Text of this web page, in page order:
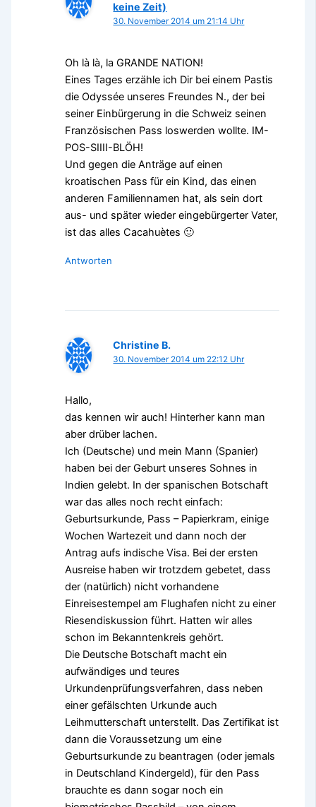
keine Zeit)
30. November 2014 um 21:14 Uhr
Oh là là, la GRANDE NATION!
Eines Tages erzähle ich Dir bei einem Pastis
die Odyssée unseres Freundes N., der bei
seiner Einbürgerung in die Schweiz seinen
Französischen Pass loswerden wollte. IM-
POS-SIIII-BLÖH!
Und gegen die Anträge auf einen
kroatischen Pass für ein Kind, das einen
anderen Familiennamen hat, als sein dort
aus- und später wieder eingebürgerter Vater,
ist das alles Cacahuètes 🙂
Antworten
Christine B.
30. November 2014 um 22:12 Uhr
Hallo,
das kennen wir auch! Hinterher kann man
aber drüber lachen.
Ich (Deutsche) und mein Mann (Spanier)
haben bei der Geburt unseres Sohnes in
Indien gelebt. In der spanischen Botschaft
war das alles noch recht einfach:
Geburtsurkunde, Pass – Papierkram, einige
Wochen Wartezeit und dann noch der
Antrag aufs indische Visa. Bei der ersten
Ausreise haben wir trotzdem gebetet, dass
der (natürlich) nicht vorhandene
Einreisestempel am Flughafen nicht zu einer
Riesendiskussion führt. Hatten wir alles
schon im Bekanntenkreis gehört.
Die Deutsche Botschaft macht ein
aufwändiges und teures
Urkundenprüfungsverfahren, dass neben
einer gefälschten Urkunde auch
Leihmutterschaft unterstellt. Das Zertifikat ist
dann die Voraussetzung um eine
Geburtsurkunde zu beantragen (oder jemals
in Deutschland Kindergeld), für den Pass
brauchte es dann sogar noch ein